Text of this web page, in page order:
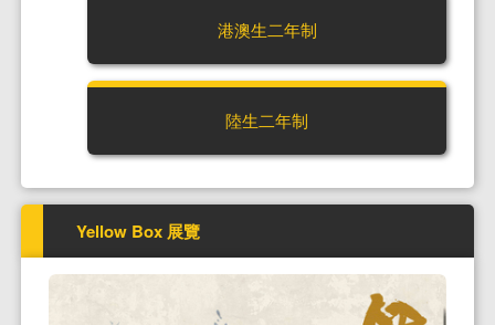
港澳生二年制
陸生二年制
Yellow Box 展覽